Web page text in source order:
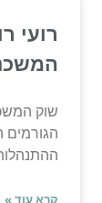
רועי
הגורמים
קרא עוד »